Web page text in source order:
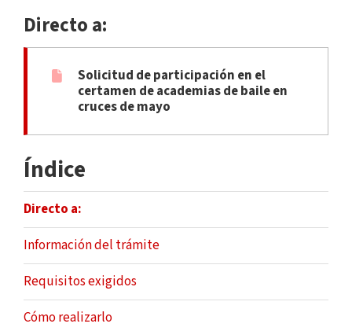
Directo a:
Solicitud de participación en el
certamen de academias de baile en
cruces de mayo
Índice
Directo a:
Información del trámite
Requisitos exigidos
Cómo realizarlo